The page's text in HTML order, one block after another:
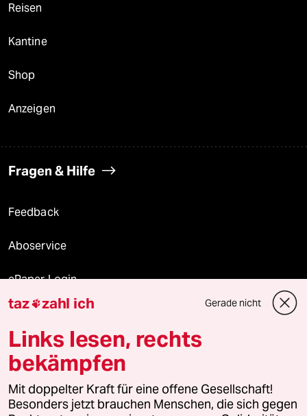
Reisen
Kantine
Shop
Anzeigen
Fragen & Hilfe
Feedback
Aboservice
ePaper Login
Downloads für Abonnierende
© 2026 taz Verlags und Vertriebs GmbH
Alle Rechte vorbehalten. Bei rechtlichen Fragen oder für Genehmigungen
wenden Sie sich bitte an
lizenzen@taz.de
taz zahl ich Gerade nicht
Links lesen, rechts
bekämpfen
Mit doppelter Kraft für eine offene Gesellschaft!
Besonders jetzt brauchen Menschen, die sich gegen